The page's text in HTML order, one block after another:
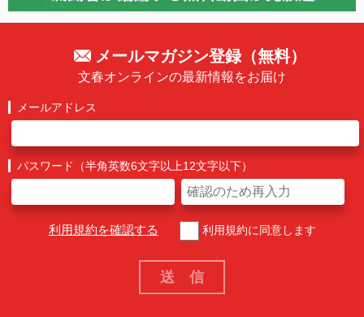
メールマガジン登録（無料）
文春オンラインの最新情報をお届け
メールアドレス
パスワード（半角英数6文字以上12文字以下）
利用規約を確認する 利用規約に同意します